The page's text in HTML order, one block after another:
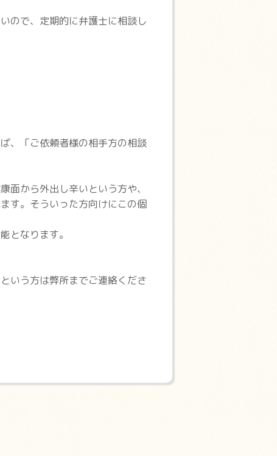
ので、定期的に弁護士に相談し
、「ご依頼者様の相手方の相談
面から外出し辛いという方や、
す。そういった方向けにこの個
となります。
いう方は弊所までご連絡くださ